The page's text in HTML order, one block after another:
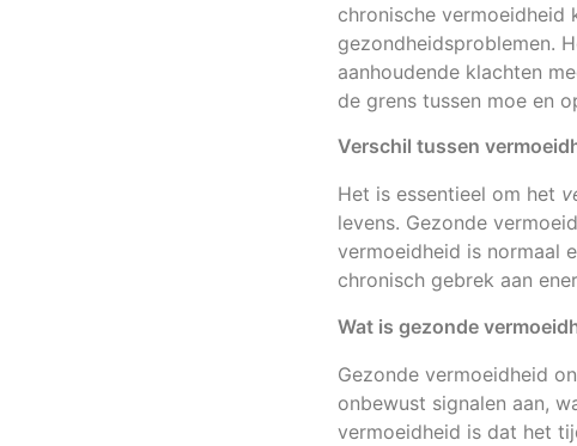
chronische
gezondheidsproblemen.
aanhoudende klachten
de grens tussen moe en
Verschil tussen
Het is essentieel om het
levens. Gezonde
vermoeidheid is normaal
chronisch gebrek aan
Wat is gezonde
Gezonde vermoeidheid
onbewust signalen aan,
vermoeidheid is dat het